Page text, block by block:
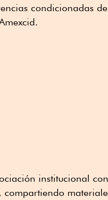
condicionadas
institucional